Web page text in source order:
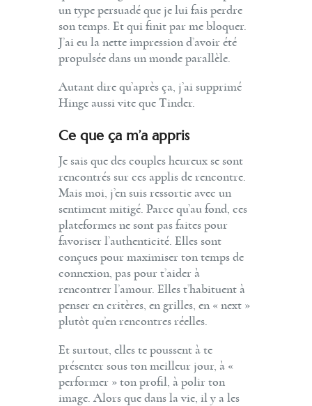
un type persuadé que je lui fais perdre
son temps. Et qui finit par me bloquer.
J’ai eu la nette impression d’avoir été
propulsée dans un monde parallèle.
Autant dire qu’après ça, j’ai supprimé
Hinge aussi vite que Tinder.
Ce que ça m’a appris
Je sais que des couples heureux se sont
rencontrés sur ces applis de rencontre.
Mais moi, j’en suis ressortie avec un
sentiment mitigé. Parce qu’au fond, ces
plateformes ne sont pas faites pour
favoriser l’authenticité. Elles sont
conçues pour maximiser ton temps de
connexion, pas pour t’aider à
rencontrer l’amour. Elles t’habituent à
penser en critères, en grilles, en « next »
plutôt qu’en rencontres réelles.
Et surtout, elles te poussent à te
présenter sous ton meilleur jour, à «
performer » ton profil, à polir ton
image. Alors que dans la vie, il y a les